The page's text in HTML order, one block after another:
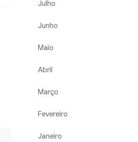
Julho
Junho
Maio
Abril
Março
Fevereiro
Janeiro